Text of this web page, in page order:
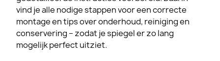
vind je alle nodige stappen voor een correcte
montage en tips over onderhoud, reiniging en
conservering – zodat je spiegel er zo lang
mogelijk perfect uitziet.